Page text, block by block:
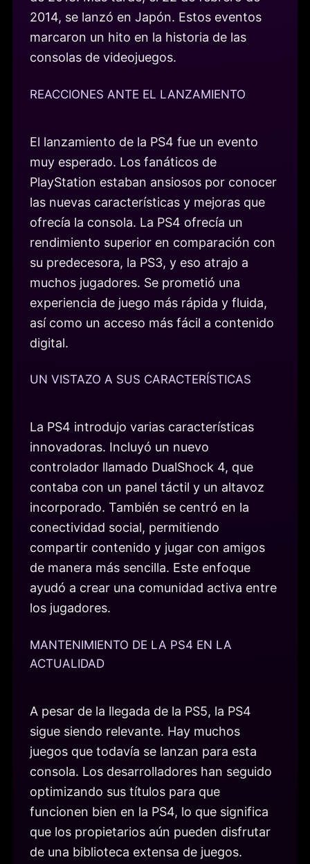
2014, se lanzó en Japón. Estos eventos
marcaron un hito en la historia de las
consolas de videojuegos.
REACCIONES ANTE EL LANZAMIENTO
El lanzamiento de la PS4 fue un evento
muy esperado. Los fanáticos de
PlayStation estaban ansiosos por conocer
las nuevas características y mejoras que
ofrecía la consola. La PS4 ofrecía un
rendimiento superior en comparación con
su predecesora, la PS3, y eso atrajo a
muchos jugadores. Se prometió una
experiencia de juego más rápida y fluida,
así como un acceso más fácil a contenido
digital.
UN VISTAZO A SUS CARACTERÍSTICAS
La PS4 introdujo varias características
innovadoras. Incluyó un nuevo
controlador llamado DualShock 4, que
contaba con un panel táctil y un altavoz
incorporado. También se centró en la
conectividad social, permitiendo
compartir contenido y jugar con amigos
de manera más sencilla. Este enfoque
ayudó a crear una comunidad activa entre
los jugadores.
MANTENIMIENTO DE LA PS4 EN LA
ACTUALIDAD
A pesar de la llegada de la PS5, la PS4
sigue siendo relevante. Hay muchos
juegos que todavía se lanzan para esta
consola. Los desarrolladores han seguido
optimizando sus títulos para que
funcionen bien en la PS4, lo que significa
que los propietarios aún pueden disfrutar
de una biblioteca extensa de juegos.